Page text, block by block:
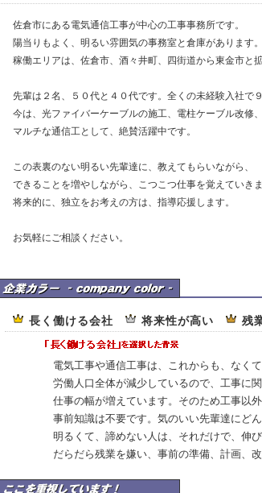
佐倉市にある電気通信工事が中心の工事事務所です。
陽当りもよく、明るい雰囲気の事務室と倉庫があります。
稼働エリアは、佐倉市、酒々井町、四街道から東金市と拡
先輩は２名、５０代と４０代です。全くの未経験入社で
今は、光ファイバーケーブルの施工、電柱ケーブル改修
マルチな通信工として、絶賛活躍中です。
この表裏のない明るい先輩達に、教えてもらいながら、
できることを増やしながら、こつこつ仕事を覚えていきま
将来的に、独立をお考えの方は、指導応援します。
お気軽にご相談ください。
株式会社坂井電気の企業カラー
長く働ける会社 将来性が高い 残
電気工事や通信工事は、これからも、なく
労働人口全体が減少しているので、工事に
仕事の幅が増えています。そのため工事以
事前知識は不要です。気のいい先輩達にど
明るくて、諦めない人は、それだけで、伸び
だらだら残業を嫌い、事前の準備、計画、改
株式会社坂井電気はここを重視しています